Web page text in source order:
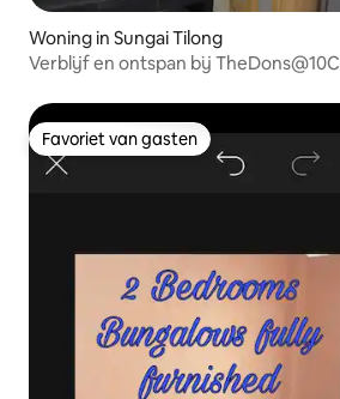
Woning in Sungai Tilong
Verblijf en ontspan bij TheDons@10C
Favoriet van gasten
Favoriet van gasten